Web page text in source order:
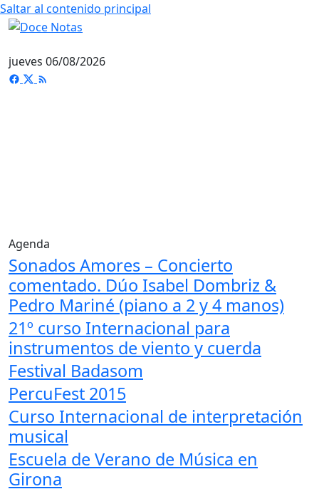
Saltar al contenido principal
jueves 06/08/2026
Agenda
Sonados Amores – Concierto
comentado. Dúo Isabel Dombriz &
Pedro Mariné (piano a 2 y 4 manos)
21º curso Internacional para
instrumentos de viento y cuerda
Festival Badasom
PercuFest 2015
Curso Internacional de interpretación
musical
Escuela de Verano de Música en
Girona